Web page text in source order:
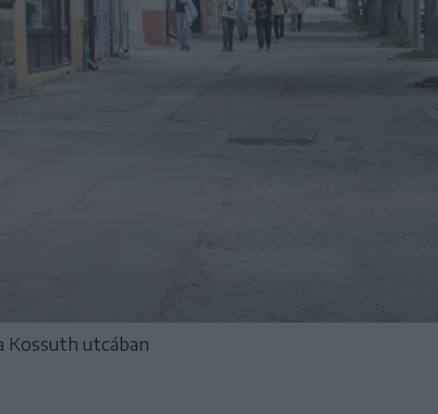
Kossuth utcában